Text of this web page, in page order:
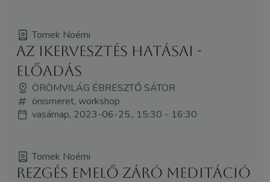
Tomek Noémi
Az ikervesztés hatásai -
előadás
ÖRÖMVILÁG ÉBRESZTŐ SÁTOR
önismeret, workshop
vasárnap, 2023-06-25., 15:30 - 16:30
Tomek Noémi
Rezgés emelő záró meditáció